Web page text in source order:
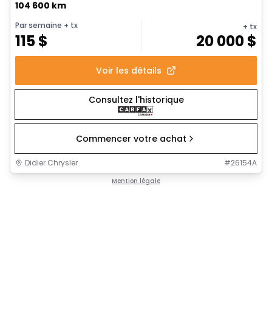
104 600 km
Par semaine + tx
115$
+ tx
20 000$
Voir les détails
Consultez l'historique
Commencer votre achat
Didier Chrysler #26154A
Mention légale